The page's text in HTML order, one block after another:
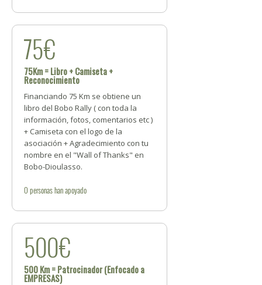
75€
75Km = Libro + Camiseta +
Reconocimiento
Financiando 75 Km se obtiene un
libro del Bobo Rally ( con toda la
información, fotos, comentarios etc )
+ Camiseta con el logo de la
asociación + Agradecimiento con tu
nombre en el "Wall of Thanks" en
Bobo-Dioulasso.
0 personashan apoyado
500€
500 Km = Patrocinador (Enfocado a
EMPRESAS)